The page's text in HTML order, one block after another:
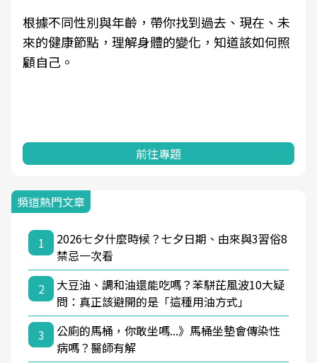
根據不同性別與年齡，帶你找到過去、現在、未
來的健康節點，理解身體的變化，知道該如何照
顧自己。
前往專題
頻道熱門文章
1
2026七夕什麼時候？七夕日期、由來與3習俗8
禁忌一次看
2
大豆油、調和油還能吃嗎？苯駢芘風波10大疑
問：真正該避開的是「這種用油方式」
3
公廁的馬桶，你敢坐嗎...》馬桶坐墊會傳染性
病嗎？醫師有解